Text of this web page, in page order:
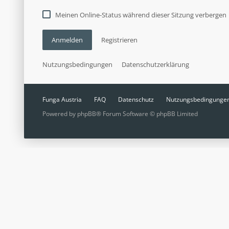
Meinen Online-Status während dieser Sitzung verbergen
Anmelden Registrieren
Nutzungsbedingungen Datenschutzerklärung
Funga Austria FAQ Datenschutz
Powered by phpBB® Forum Software © phpBB Limited